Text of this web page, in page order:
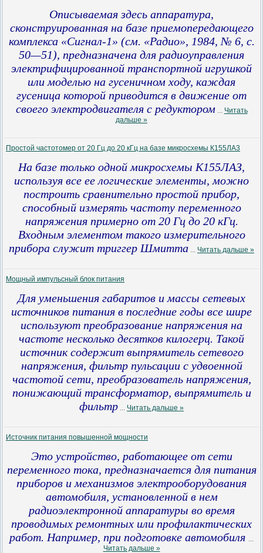
Описываемая здесь аппаратура,
сконструированная на базе приемопередающего
комплекса «Сигнал-1» (см. «Радио», 1984, № 6, с.
50—51), предназначена для радиоуправления
электрифицированной транспортной игрушкой
или моделью на гусеничном ходу, каждая
гусеница которой приводится в движение от
своего электродвигателя с редуктором ... Читать
дальше »
Простой частотомер от 20 Гц до 20 кГц на базе микросхемы К155ЛА3
На базе только одной микросхемы К155ЛАЗ,
используя все ее логические элементы, можно
построить сравнительно простой прибор,
способный измерять частоту переменного
напряжения примерно от 20 Гц до 20 кГц.
Входным элементом такого измерительного
прибора служит триггер Шмитта ... Читать дальше »
Мощный импульсный блок питания
Для уменьшения габаритов и массы сетевых
источников питания в последние годы все шире
используют преобразование напряжения на
частоте несколько десятков килогерц. Такой
источник содержит выпрямитель сетевого
напряжения, фильтр пульсации с удвоенной
частотой сети, преобразователь напряжения,
понижающий трансформатор, выпрямитель и
фильтр ... Читать дальше »
Источник питания повышенной мощности
Это устройство, работающее от сети
переменного тока, предназначается для питания
приборов и механизмов электрооборудования
автомобиля, установленной в нем
радиоэлектронной аппаратуры во время
проводимых ремонтных или профилактических
работ. Например, при подготовке автомобиля ...
Читать дальше »